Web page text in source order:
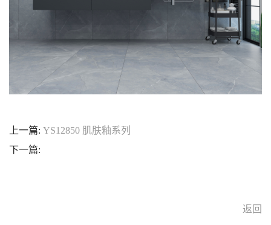
上一篇: YS12850 肌肤釉系列
下一篇:
返回